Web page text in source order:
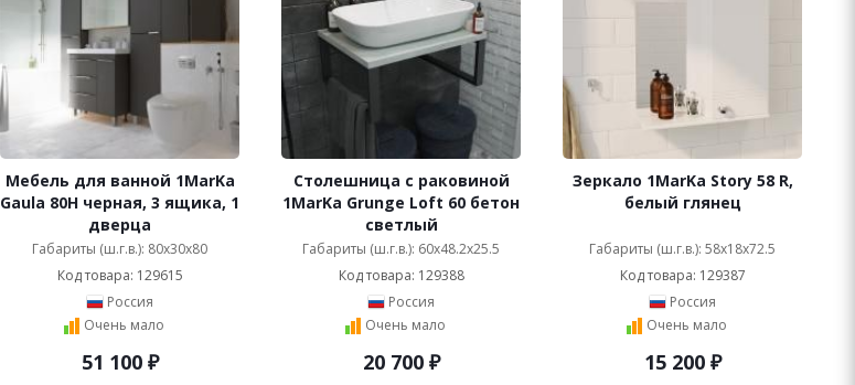
Мебель для ванной 1MarKa
Gaula 80Н черная, 3 ящика, 1
дверца
Габариты (ш.г.в.): 80x30x80
Код товара: 129615
Россия
Очень мало
51 100₽
Столешница с раковиной
1MarKa Grunge Loft 60 бетон
светлый
Габариты (ш.г.в.): 60x48.2x25.5
Код товара: 129388
Россия
Очень мало
20 700₽
Зеркало 1MarKa Story 58 R,
белый глянец
Габариты (ш.г.в.): 58x18x72.5
Код товара: 129387
Россия
Очень мало
15 200₽